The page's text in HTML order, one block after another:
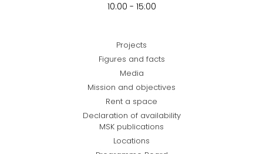
10:00 - 15:00
Projects
Figures and facts
Media
Mission and objectives
Rent a space
Declaration of availability
MSK publications
Locations